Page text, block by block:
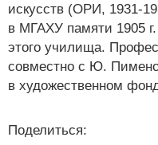
искусств (ОРИ, 1931-
в МГАХУ памяти 1905
этого училища.
совместно с Ю.
в художественном
Поделиться: